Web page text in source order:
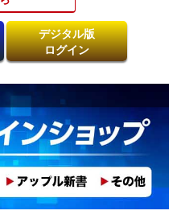
デジタル版
ログイン